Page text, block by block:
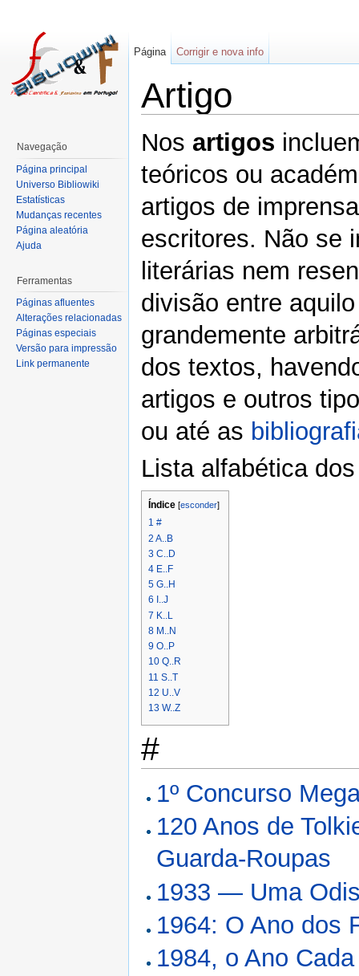
Artigo
Nos artigos
teóricos ou
artigos de
escritores. Não se
literárias nem
divisão entre
grandemente
dos textos,
artigos e outros
ou até as
Lista alfabética
Índice [esconder]
1 #
2 A..B
3 C..D
4 E..F
5 G..H
6 I..J
7 K..L
8 M..N
9 O..P
10 Q..R
11 S..T
12 U..V
13 W..Z
#
1º Concurso
120 Anos de
Guarda-Roupas
1933 — Uma
1964: O Ano dos
1984, o Ano
Página Corrigir e nova info
Navegação
Página principal
Universo Bibliowiki
Estatísticas
Mudanças recentes
Página aleatória
Ajuda
Ferramentas
Páginas afluentes
Alterações relacionadas
Páginas especiais
Versão para impressão
Link permanente